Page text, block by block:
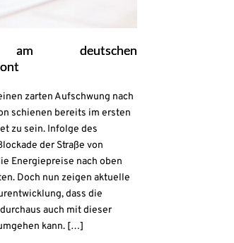
am deutschen
zarten Aufschwung nach
schienen bereits im ersten
zu sein. Infolge des
der Straße von
Energiepreise nach oben
Doch nun zeigen aktuelle
dass die
auch mit dieser
kann. […]